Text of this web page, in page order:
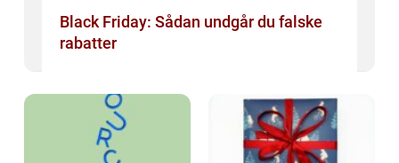
Black Friday: Sådan undgår du falske
rabatter